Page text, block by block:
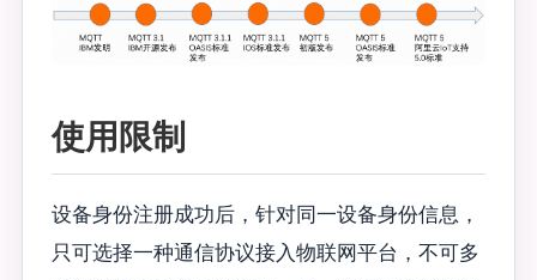
使用限制
设备身份注册成功后，针对同一设备身份信息，
只可选择一种通信协议接入物联网平台，不可多